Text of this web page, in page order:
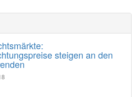
steigen an den